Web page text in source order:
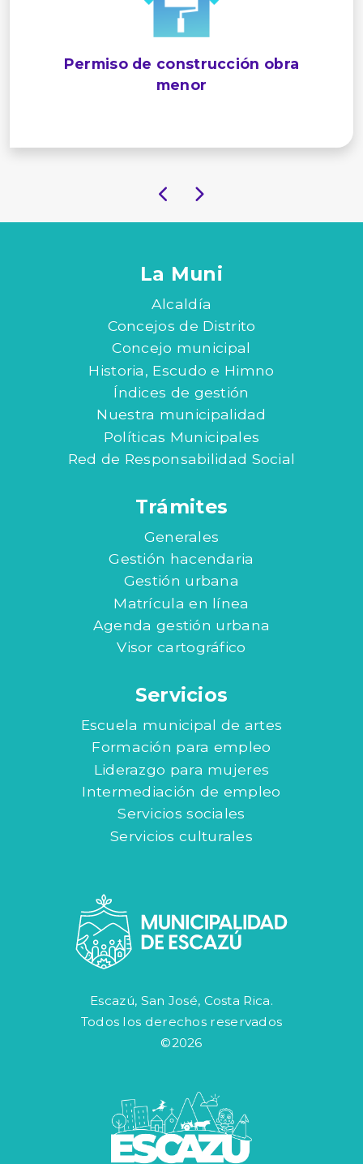
Permiso de construcción obra
menor
La Muni
Alcaldía
Concejos de Distrito
Concejo municipal
Historia, Escudo e Himno
Índices de gestión
Nuestra municipalidad
Políticas Municipales
Red de Responsabilidad Social
Trámites
Generales
Gestión hacendaria
Gestión urbana
Matrícula en línea
Agenda gestión urbana
Visor cartográfico
Servicios
Escuela municipal de artes
Formación para empleo
Liderazgo para mujeres
Intermediación de empleo
Servicios sociales
Servicios culturales
Escazú, San José, Costa Rica.
Todos los derechos reservados
©2026